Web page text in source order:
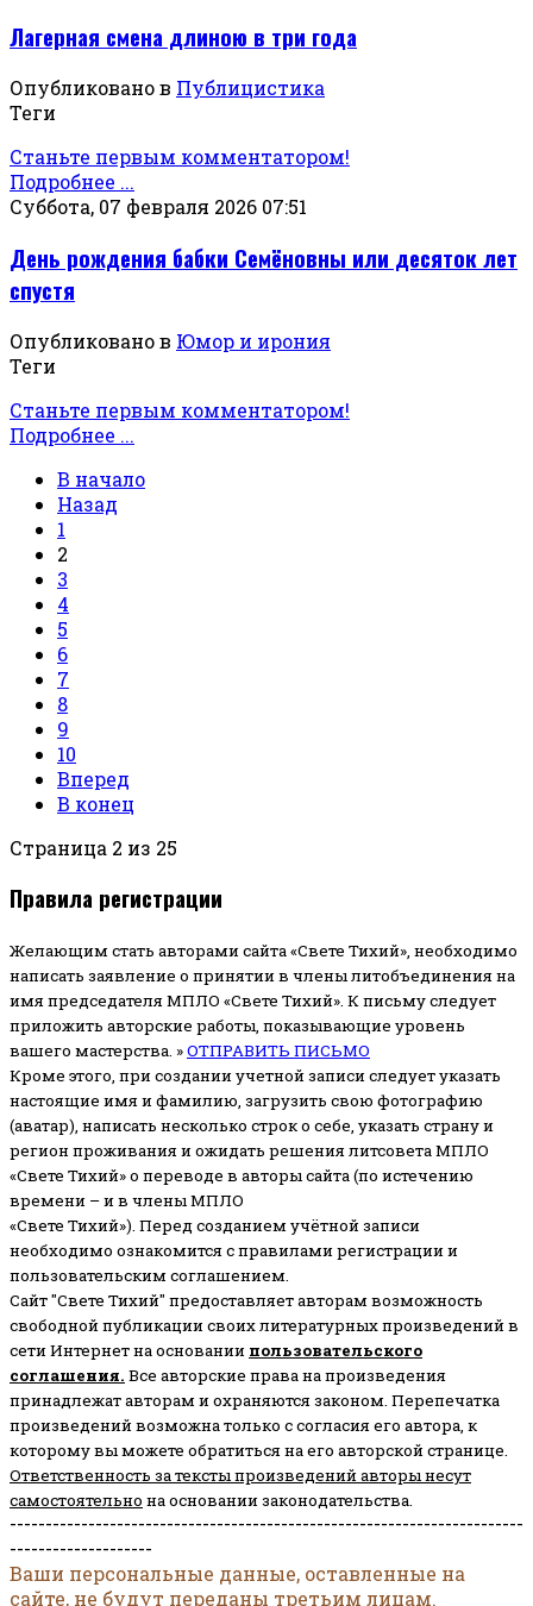
Лагерная смена длиною в три года
Опубликовано в Публицистика
Теги
Станьте первым комментатором!
Подробнее ...
Суббота, 07 февраля 2026 07:51
День рождения бабки Семёновны или десяток лет
спустя
Опубликовано в Юмор и ирония
Теги
Станьте первым комментатором!
Подробнее ...
В начало
Назад
1
2
3
4
5
6
7
8
9
10
Вперед
В конец
Страница 2 из 25
Правила регистрации
Желающим стать авторами сайта «Свете Тихий», необходимо
написать заявление о принятии в члены литобъединения на
имя председателя МПЛО «Свете Тихий». К письму следует
приложить авторские работы, показывающие уровень
вашего мастерства. »ОТПРАВИТЬ ПИСЬМО
Кроме этого, при создании учетной записи следует указать
настоящие имя и фамилию, загрузить свою фотографию
(аватар), написать несколько строк о себе, указать страну и
регион проживания и ожидать решения литсовета МПЛО
«Свете Тихий» о переводе в авторы сайта (по истечению
времени – и в члены МПЛО
«Свете Тихий»). Перед созданием учётной записи
необходимо ознакомится с правилами регистрации и
пользовательским соглашением.
Сайт "Свете Тихий" предоставляет авторам возможность
свободной публикации своих литературных произведений в
сети Интернет на основании пользовательского
соглашения. Все авторские права на произведения
принадлежат авторам и охраняются законом. Перепечатка
произведений возможна только с согласия его автора, к
которому вы можете обратиться на его авторской странице.
Ответственность за тексты произведений авторы несут
самостоятельно на основании законодательства.
------------------------------------------------------------------------
--------------------
Ваши персональные данные, оставленные на
сайте, не будут переданы третьим лицам.